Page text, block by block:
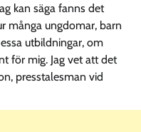
kan säga fanns det
många ungdomar, barn
utbildningar, om
för mig. Jag vet att det
presstalesman vid